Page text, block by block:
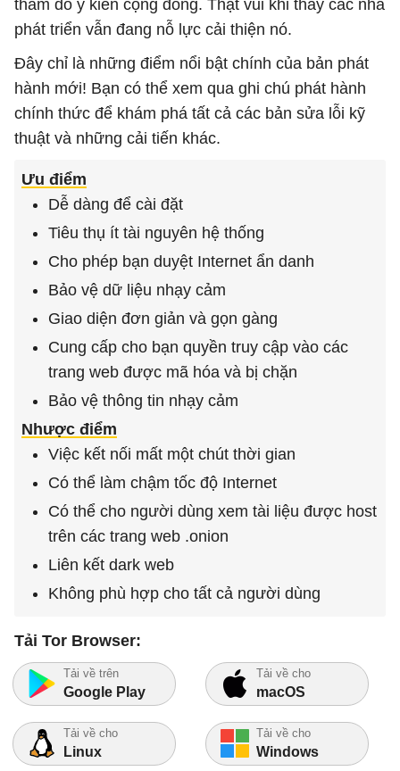
thăm dò ý kiến cộng đồng. Thật vui khi thấy các nhà
phát triển vẫn đang nỗ lực cải thiện nó.
Đây chỉ là những điểm nổi bật chính của bản phát
hành mới! Bạn có thể xem qua ghi chú phát hành
chính thức để khám phá tất cả các bản sửa lỗi kỹ
thuật và những cải tiến khác.
Ưu điểm
Dễ dàng để cài đặt
Tiêu thụ ít tài nguyên hệ thống
Cho phép bạn duyệt Internet ẩn danh
Bảo vệ dữ liệu nhạy cảm
Giao diện đơn giản và gọn gàng
Cung cấp cho bạn quyền truy cập vào các
trang web được mã hóa và bị chặn
Bảo vệ thông tin nhạy cảm
Nhược điểm
Việc kết nối mất một chút thời gian
Có thể làm chậm tốc độ Internet
Có thể cho người dùng xem tài liệu được host
trên các trang web .onion
Liên kết dark web
Không phù hợp cho tất cả người dùng
Tải Tor Browser:
Tải về trên
Google Play
Tải về cho
Linux
Tải về cho
macOS
Tải về cho
Windows